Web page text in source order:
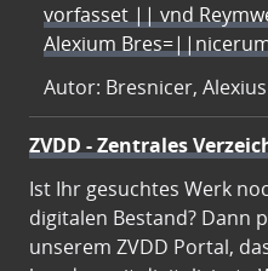
vorfasset || vnd
Alexium
Autor: Bresnicer, Alexius
ZVDD - Zentrales
Ist Ihr gesuchtes Werk
digitalen Bestand? Dann
unserem ZVDD Portal,